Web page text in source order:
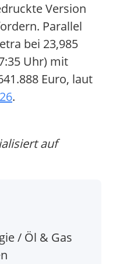
Version
Parallel
bei 23,985
Uhr) mit
Euro, laut
.
auf
/ Öl & Gas